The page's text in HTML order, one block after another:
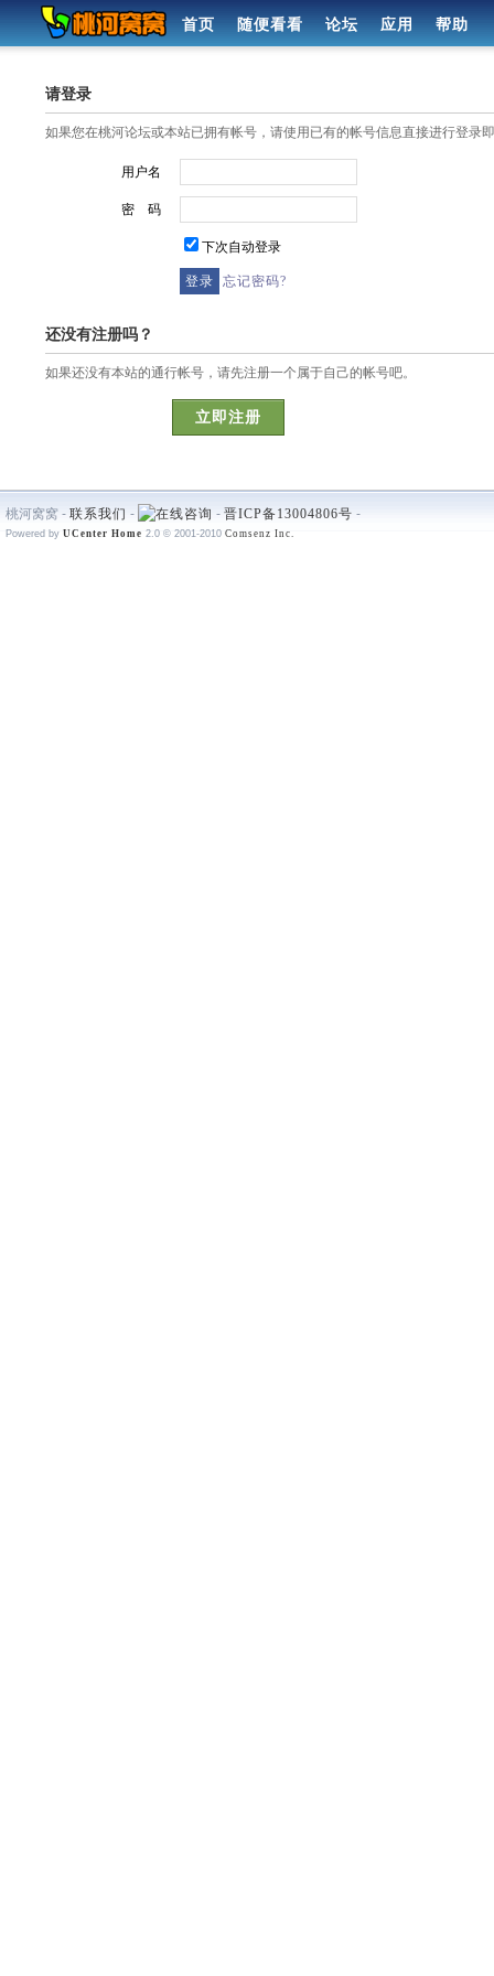
首页 随便看看 论坛 应用 帮助
请登录
如果您在桃河论坛或本站已拥有帐号，请使用已有的帐号信息直接进行登录
用户名
密 码
下次自动登录
忘记密码?
还没有注册吗？
如果还没有本站的通行帐号，请先注册一个属于自己的帐号吧。
立即注册
桃河窝窝 - 联系我们 - - 晋ICP备13004806号 -
Powered by UCenter Home 2.0 © 2001-2010 Comsenz Inc.